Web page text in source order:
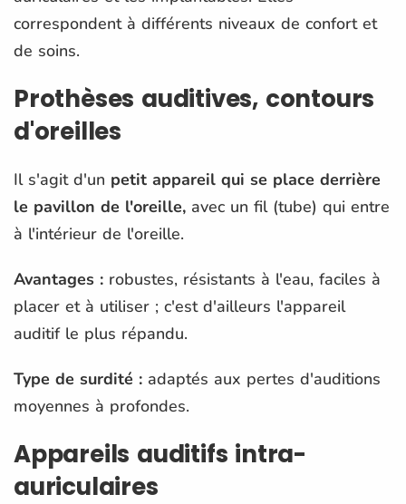
correspondent à différents niveaux de confort et
de soins.
Prothèses auditives, contours
d'oreilles
Il s'agit d'un petit appareil qui se place derrière
le pavillon de l'oreille, avec un fil (tube) qui entre
à l'intérieur de l'oreille.
Avantages : robustes, résistants à l'eau, faciles à
placer et à utiliser ; c'est d'ailleurs l'appareil
auditif le plus répandu.
Type de surdité : adaptés aux pertes d'auditions
moyennes à profondes.
Appareils auditifs intra-
auriculaires